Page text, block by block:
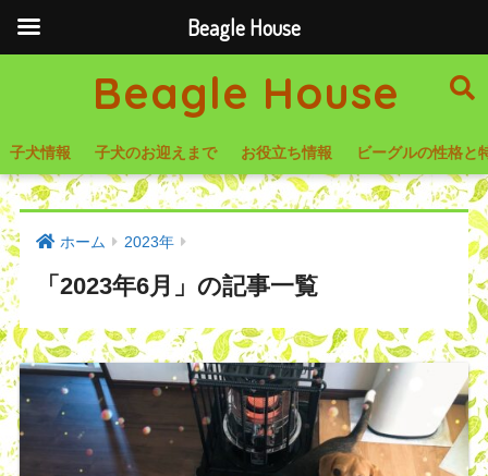
Beagle House
子犬情報 子犬のお迎えまで お役立ち情報 ビーグルの性格と
ホーム 2023年
「2023年6月」の記事一覧
Beagle House